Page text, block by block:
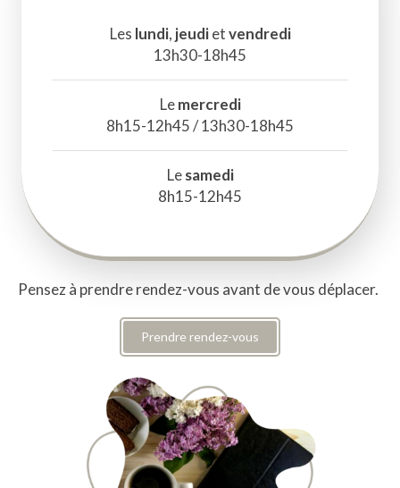
Les lundi, jeudietvendredi
13h30-18h45
Lemercredi
8h15-12h45 / 13h30-18h45
Lesamedi
8h15-12h45
Pensez à prendre rendez-vous avant de vous déplacer.
Prendre rendez-vous